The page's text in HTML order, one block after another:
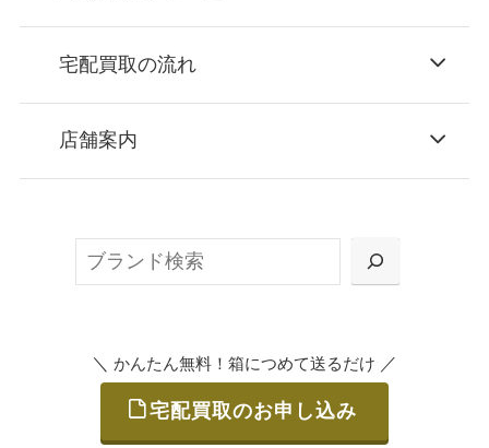
宅配買取の流れ
お申込み
または梱包材不要の「集荷申込」からお選び
ご発送
店舗案内
＼ かんたん無料！箱につめて送るだけ ／
宅配買取のお申し込み